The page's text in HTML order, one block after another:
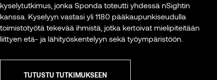
kyselytutkimus, jonka Sponda toteutti yhdessä nSightin
kanssa. Kyselyyn vastasi yli 1180 pääkaupunkiseudulla
toimistotyötä tekevää ihmistä, jotka kertoivat mielipiteitään
liittyen etä- ja lähityöskentelyyn sekä työympäristöön.
TUTUSTU TUTKIMUKSEEN